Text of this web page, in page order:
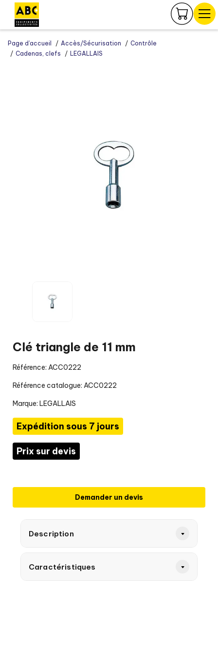
Page d’accueil Accès/Sécurisation
Contrôle
Cadenas, clefs
LEGALLAIS
Clé triangle de 11 mm
Référence: ACC0222
Référence catalogue: ACC0222
Marque: LEGALLAIS
Expédition sous 7 jours
Prix sur devis
Demander un devis
Description
Caractéristiques
Panneau de gestion des cookies